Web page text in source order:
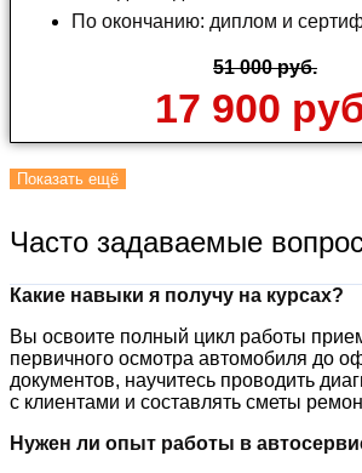
По окончанию: диплом и
51 000 руб.
17 900
Показать ещё
Часто задаваемые
Какие навыки я получу на курсах?
Вы освоите полный цикл работы
первичного осмотра автомобиля до
документов, научитесь проводить
с клиентами и составлять сметы
Нужен ли опыт работы в